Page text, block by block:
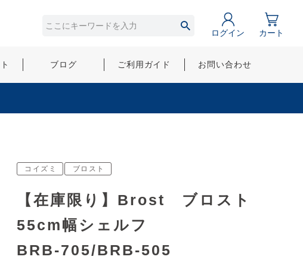
ログイン カート
ブログ ご利用ガイド お問い合わせ
コイズミ ブロスト
【在庫限り】Brost ブロスト
55cm幅シェルフ
BRB-705/BRB-505